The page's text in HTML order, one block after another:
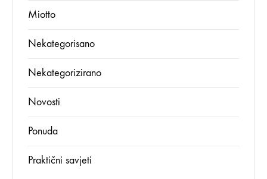
Miotto
Nekategorisano
Nekategorizirano
Novosti
Ponuda
Praktični savjeti